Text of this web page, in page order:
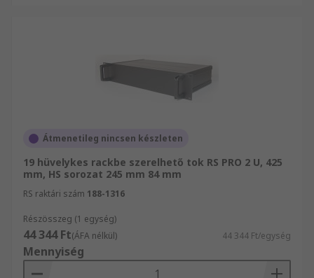
Átmenetileg nincsen készleten
19 hüvelykes rackbe szerelhető tok RS PRO 2 U, 425
mm, HS sorozat 245 mm 84 mm
RS raktári szám 188-1316
Részösszeg (1 egység)
44 344 Ft(ÁFA nélkül) 44 344 Ft/egység
Mennyiség